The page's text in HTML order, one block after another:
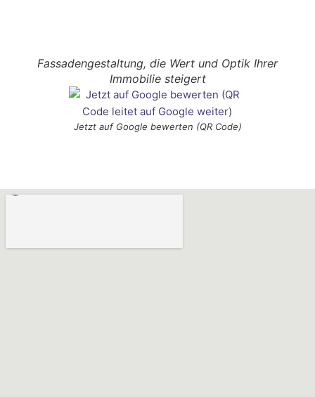
Jetzt auf Google bewerten (QR Code)
Fassadengestaltung, die Wert und Optik Ihrer
Immobilie steigert